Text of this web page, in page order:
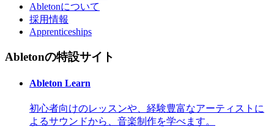
Abletonについて
採用情報
Apprenticeships
Abletonの特設サイト
Ableton Learn
初心者向けのレッスンや、経験豊富なアーティストに
よるサウンドから、音楽制作を学べます。